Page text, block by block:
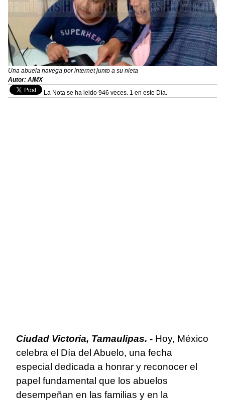
Una abuela navega por internet junto a su nieta
Autor: AIMX
La Nota se ha leido 946 veces. 1 en este Día.
Ciudad Victoria, Tamaulipas. - Hoy, México
celebra el Día del Abuelo, una fecha
especial dedicada a honrar y reconocer el
papel fundamental que los abuelos
desempeñan en las familias y en la